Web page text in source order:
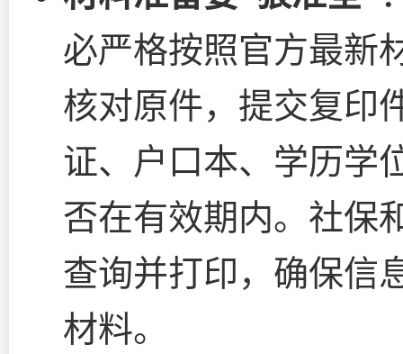
必严格按照官方最新
核对原件，提交复印
证、户口本、学历学
否在有效期内。社保
查询并打印，确保信
材料。